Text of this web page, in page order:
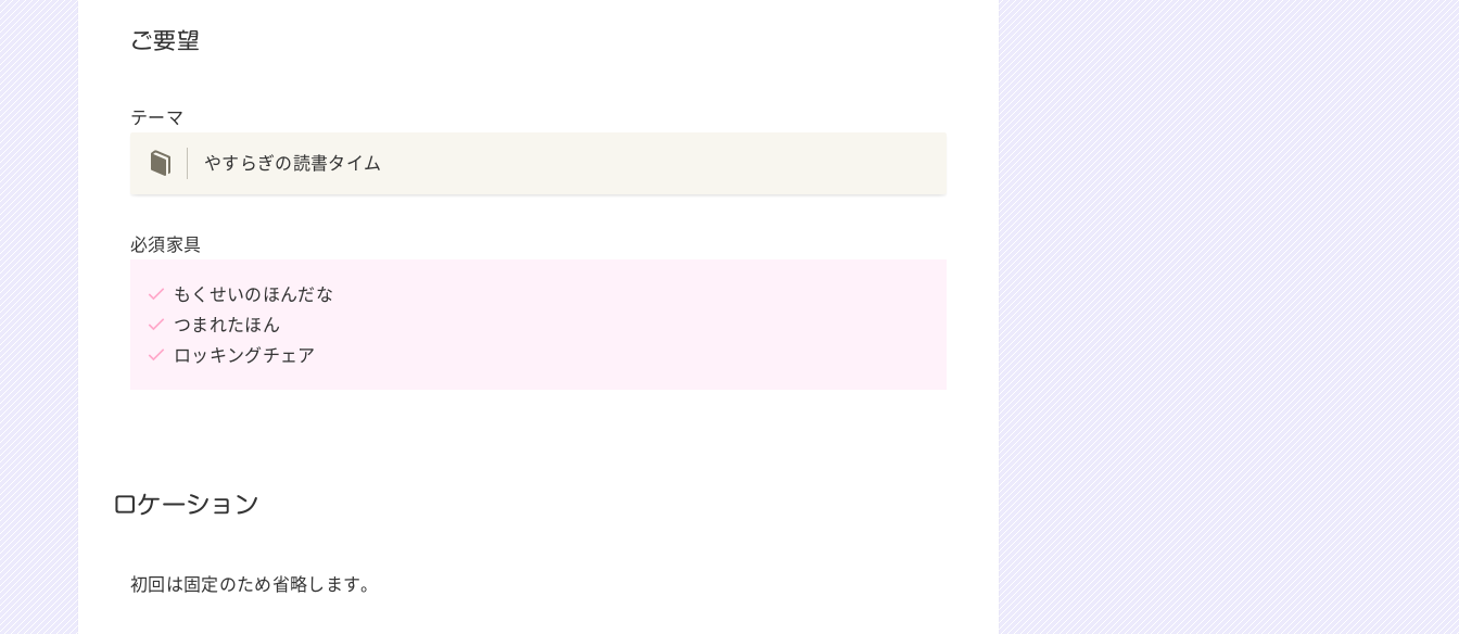
ご要望
テーマ
やすらぎの読書タイム
必須家具
もくせいのほんだな
つまれたほん
ロッキングチェア
ロケーション
初回は固定のため省略します。